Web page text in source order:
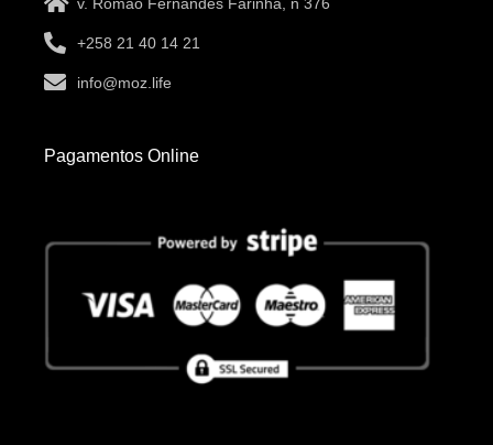
+258 21 40 14 21
info@moz.life
Pagamentos Online